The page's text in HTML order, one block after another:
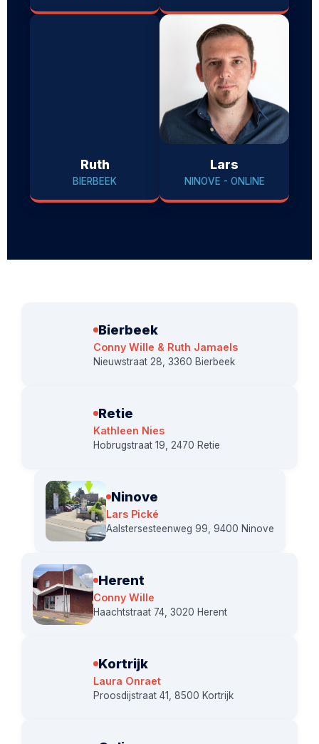
Ruth
BIERBEEK
Lars
NINOVE - ONLINE
Bierbeek
Conny Wille & Ruth Jamaels
Nieuwstraat 28, 3360 Bierbeek
Retie
Kathleen Nies
Hobrugstraat 19, 2470 Retie
Ninove
Lars Pické
Aalstersesteenweg 99, 9400 Ninove
Herent
Conny Wille
Haachtstraat 74, 3020 Herent
Kortrijk
Laura Onraet
Proosdijstraat 41, 8500 Kortrijk